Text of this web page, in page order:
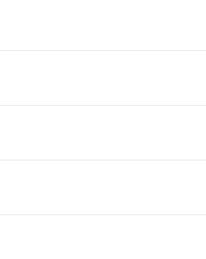
Чемпионата по